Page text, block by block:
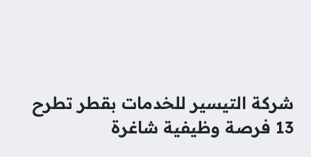
شركة التيسير للخدمات بقطر تطرح
13 فرصة وظيفية شاغرة